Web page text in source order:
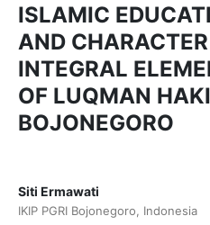
ISLAMIC
AND
INTEGRAL
OF LUQMAN
BOJONEGORO
Siti Ermawati
IKIP PGRI Bojonegoro, Indonesia